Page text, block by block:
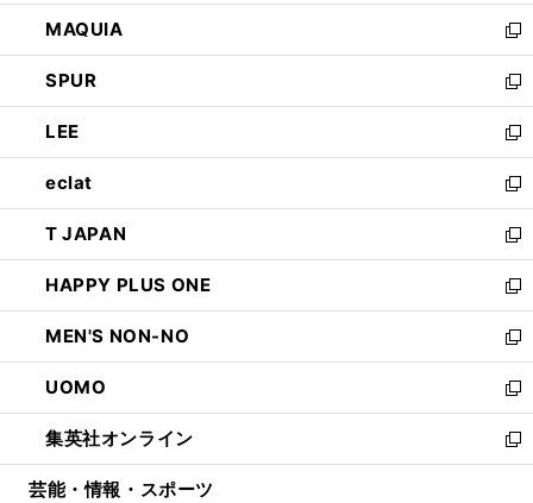
ン
ド
ウ
で
開
く
ウ
ィ
ン
ド
ウ
で
開
く
し
い
ウ
ィ
ン
ド
ウ
で
開
く
MAQUIA
新
し
い
ウ
ィ
ン
ド
ウ
で
開
く
SPUR
新
し
い
ウ
ィ
ン
ド
ウ
で
開
く
LEE
新
し
い
ウ
ィ
ン
ド
ウ
で
開
く
eclat
新
し
い
ウ
ィ
ン
ド
ウ
で
開
く
T JAPAN
新
し
い
ウ
ィ
ン
ド
ウ
で
開
HAPPY PLUS ONE
新
し
い
ウ
ィ
ン
ド
ウ
MEN'S NON-NO
新
し
い
ウ
ィ
ン
UOMO
新
し
い
ウ
集英社オンライン
新
し
芸能・情報・スポーツ